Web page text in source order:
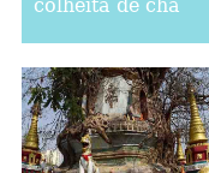
colheita de chá